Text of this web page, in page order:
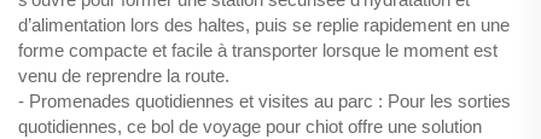
d’alimentation lors des haltes, puis se replie rapidement en une
forme compacte et facile à transporter lorsque le moment est
venu de reprendre la route.
- Promenades quotidiennes et visites au parc : Pour les sorties
quotidiennes, ce bol de voyage pour chiot offre une solution